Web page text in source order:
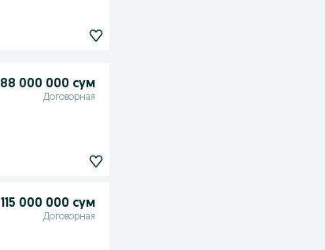
88 000 000 сум
Договорная
115 000 000 сум
Договорная